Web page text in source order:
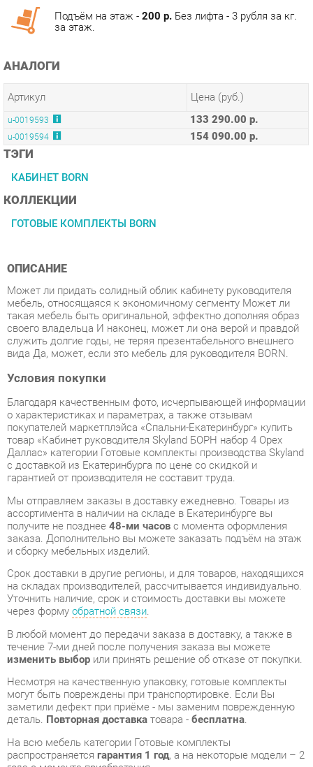
АНАЛОГИ
Артикул
u-0019593 133 290.00 р.
u-0019594 154 090.00 р.
ТЭГИ
КАБИНЕТ BORN
КОЛЛЕКЦИИ
ГОТОВЫЕ КОМПЛЕКТЫ BORN
ОПИСАНИЕ
такая мебель быть оригинальной, эффектно дополняя образ
служить долгие годы, не теряя презентабельного внешнего
вида Да, может, если это мебель для руководителя BORN.
Условия покупки
Благодаря качественным фото, исчерпывающей информации
покупателей маркетплэйса «Спальни-Екатеринбург» купить
Даллас» категории Готовые комплекты производства Skyland
с доставкой из Екатеринбурга по цене со скидкой и
гарантией от производителя не составит труда.
Мы отправляем заказы в доставку ежедневно. Товары из
ассортимента в наличии на складе в Екатеринбурге вы
получите не позднее48-ми часовс момента оформления
заказа. Дополнительно вы можете заказать подъём на этаж
и сборку мебельных изделий.
Срок доставки в другие регионы, и для товаров, находящихся
на складах производителей, рассчитывается индивидуально.
Уточнить наличие, срок и стоимость доставки вы можете
через формуобратной связи.
В любой момент до передачи заказа в доставку, а также в
течение 7-ми дней после получения заказа вы можете
изменить выборили принять решение об отказе от покупки.
Несмотря на качественную упаковку, готовые комплекты
могут быть повреждены при транспортировке. Если Вы
заметили дефект при приёме - мы заменим поврежденную
деталь.Повторная доставкатовара -бесплатна.
На всю мебель категории Готовые комплекты
распространяетсягарантия 1 год, а на некоторые модели – 2
года с момента приобретения.
Кабинет руководителя Skyland БОРН набор 4 Орех Даллас
это качественное изделие производства
соответствующее современному государственному
стандарту.